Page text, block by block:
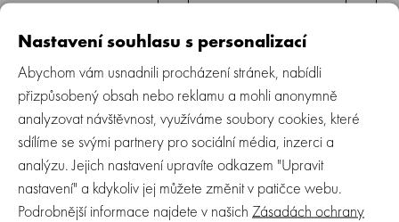
NOVINKA
STUDIO NOOS - Cotton Mini
BACKPACK | Brown Leopard
NOVINKA
STUDIO NOOS - Cotton
ORGANIZER na kočárek | Brown
Nastavení souhlasu s personalizací
Abychom vám usnadnili procházení stránek, nabídli
přizpůsobený obsah nebo reklamu a mohli anonymně
analyzovat návštěvnost, využíváme soubory cookies, které
sdílíme se svými partnery pro sociální média, inzerci a
analýzu. Jejich nastavení upravíte odkazem "Upravit
nastavení" a kdykoliv jej můžete změnit v patičce webu.
Podrobnější informace najdete v našich Zásadách ochrany